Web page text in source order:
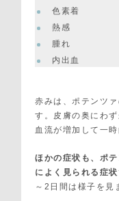
色素着
熱感
腫れ
内出血
赤みは、ポテンツ
す。皮膚の奥にわ
血流が増加して一
ほかの症状も、ポ
によく見られる症状
～2日間は様子を見